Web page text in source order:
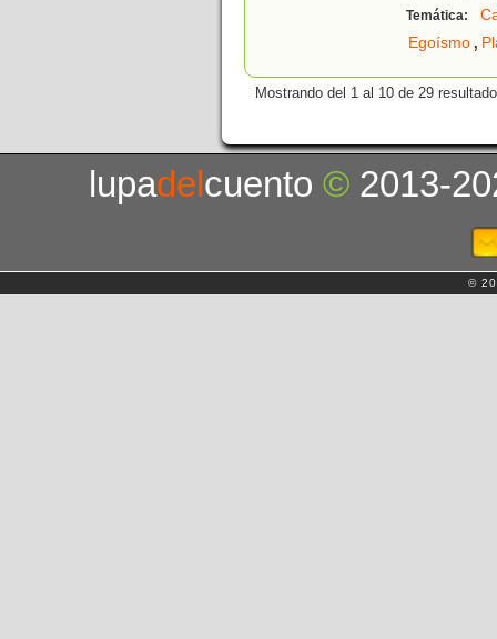
Temática:
Egoísmo,
Mostrando del 1 al 10 de 29
lupadelcuento© 2013-
©